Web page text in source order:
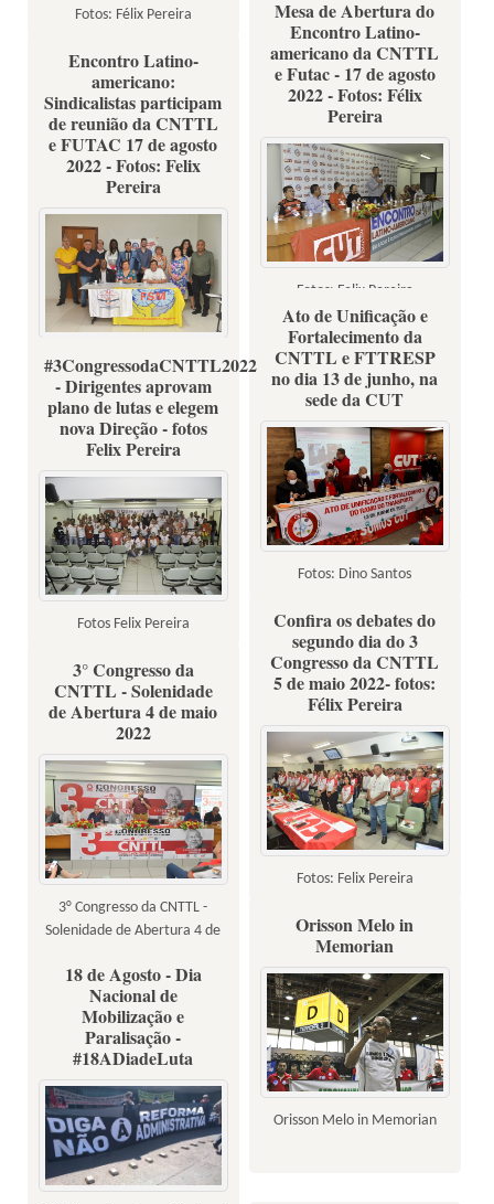
Fotos: Félix Pereira
Mesa de Abertura do
Encontro Latino-
americano da CNTTL
e Futac - 17 de agosto
2022 - Fotos: Félix
Pereira
Fotos: Felix Pereira
Encontro Latino-
americano:
Sindicalistas participam
de reunião da CNTTL
e FUTAC 17 de agosto
2022 - Fotos: Felix
Pereira
Fotos: Felix Pereira
Ato de Unificação e
Fortalecimento da
CNTTL e FTTRESP
no dia 13 de junho, na
sede da CUT
Fotos: Dino Santos
#3CongressodaCNTTL2022
- Dirigentes aprovam
plano de lutas e elegem
nova Direção - fotos
Felix Pereira
Fotos Felix Pereira
Confira os debates do
segundo dia do 3
Congresso da CNTTL
5 de maio 2022- fotos:
Félix Pereira
Fotos: Felix Pereira
3° Congresso da
CNTTL - Solenidade
de Abertura 4 de maio
2022
3° Congresso da CNTTL -
Solenidade de Abertura 4 de
Orisson Melo in
Memorian
Orisson Melo in Memorian
18 de Agosto - Dia
Nacional de
Mobilização e
Paralisação -
#18ADiadeLuta